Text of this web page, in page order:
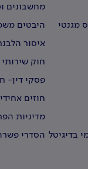
מגנטי
בדיגיטל
מחשבונים
היבטים
איסור
חוק
פסקי דין-
חוזים
מדיניות
הסדרי